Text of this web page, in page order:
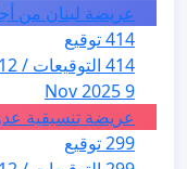
عريضة لبنان من
414 توقيع
414 التوقيعات / 12 أشهر
9 Nov 2025
عريضة تنسيقية
299 توقيع